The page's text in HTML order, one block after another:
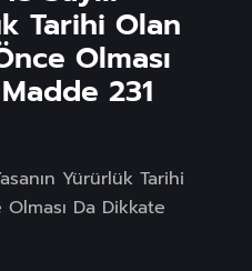
Tarihi Olan
Olması
231
Yürürlük Tarihi
Da Dikkate